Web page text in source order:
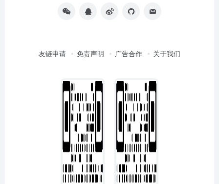
友链申请 免责声明 广告合作 关于我们